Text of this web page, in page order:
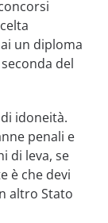
un diploma
del
idoneità.
penali e
di leva, se
è che devi
altro Stato